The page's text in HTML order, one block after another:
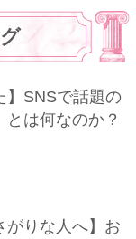
】SNSで話題の
とは何なのか？
がりな人へ】お